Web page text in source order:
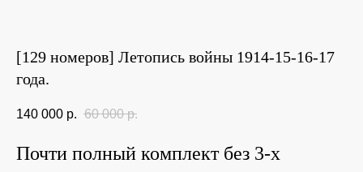
[129 номеров] Летопись войны 1914-15-16-17
года.
140 000 р. 60 000 р.
Почти полный комплект без 3-х